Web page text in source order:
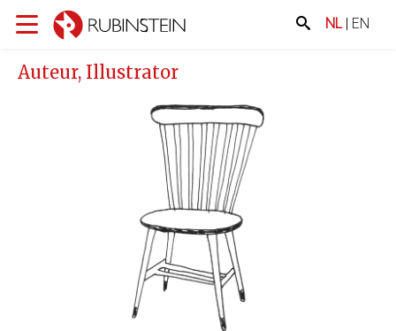
NL| EN
Auteur, Illustrator